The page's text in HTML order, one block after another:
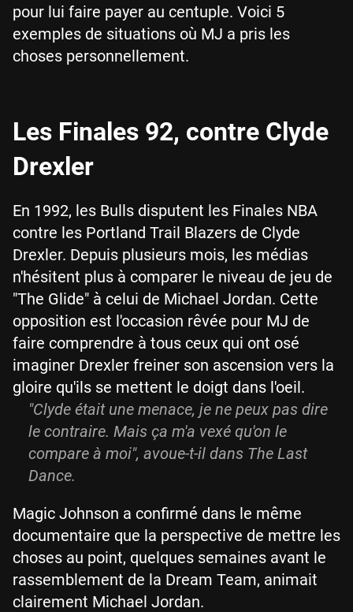
pour lui faire payer au centuple. Voici 5
exemples de situations où MJ a pris les
choses personnellement.
Les Finales 92, contre Clyde
Drexler
En 1992, les Bulls disputent les Finales NBA
contre les Portland Trail Blazers de Clyde
Drexler. Depuis plusieurs mois, les médias
n'hésitent plus à comparer le niveau de jeu de
"The Glide" à celui de Michael Jordan. Cette
opposition est l'occasion rêvée pour MJ de
faire comprendre à tous ceux qui ont osé
imaginer Drexler freiner son ascension vers la
gloire qu'ils se mettent le doigt dans l'oeil.
"Clyde était une menace, je ne peux pas dire
le contraire. Mais ça m'a vexé qu'on le
compare à moi", avoue-t-il dans The Last
Dance.
Magic Johnson a confirmé dans le même
documentaire que la perspective de mettre les
choses au point, quelques semaines avant le
rassemblement de la Dream Team, animait
clairement Michael Jordan.